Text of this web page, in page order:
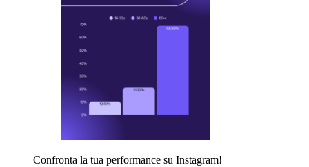
Confronta la tua performance su Instagram!